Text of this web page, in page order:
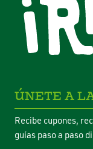
ÚNETE A
Recibe cupones,
guías paso a paso